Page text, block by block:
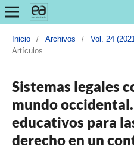
Inicio / Archivos / Vol. 24
Artículos
Sistemas legales
mundo
educativos para
derecho en un